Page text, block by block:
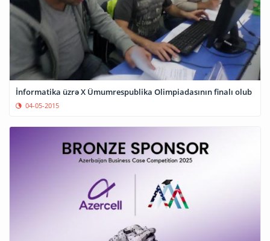
İnformatika üzrə X Ümumrespublika Olimpiadasının finalı olub
04-05-2015